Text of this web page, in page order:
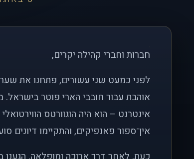
חברות וחברי קהילה יקרים,
אוהבת עבור חובבי הארי פוטר
אינטרנט – הוא היה הוגוורטס
אין־ספור פאנפיקים, והתקיימו דיונים